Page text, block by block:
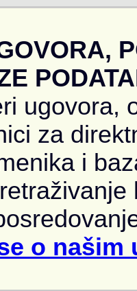
ugovora,
za
i
o našim